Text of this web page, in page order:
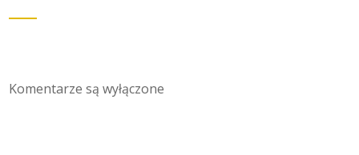
Komentarze są wyłączone